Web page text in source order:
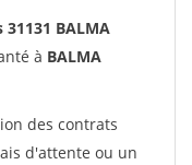
BALMA
à BALMA
des contrats
d'attente ou un